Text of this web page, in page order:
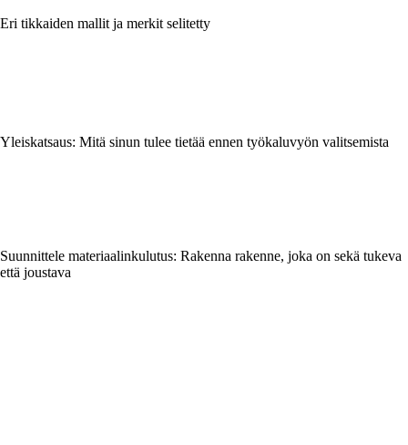
Eri tikkaiden mallit ja merkit selitetty
Yleiskatsaus: Mitä sinun tulee tietää ennen työkaluvyön valitsemista
Suunnittele materiaalinkulutus: Rakenna rakenne, joka on sekä tukeva
että joustava